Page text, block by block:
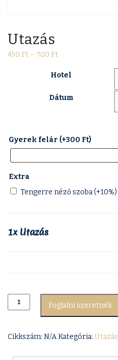
Utazás
450 Ft – 700 Ft
Hotel
Dátum
Gyerek felár (+300 Ft)
Extra
Tengerre néző szoba (+10%)
1x Utazás
Foglalni szeretnék
Cikkszám: N/AKategória: Utazás